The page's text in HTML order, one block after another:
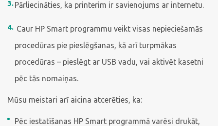
Pārliecināties, ka printerim ir savienojums ar internetu.
Caur HP Smart programmu veikt visas nepieciešamās
procedūras pie pieslēgšanas, kā arī turpmākas
procedūras – pieslēgt ar USB vadu, vai aktivēt kasetni
pēc tās nomaiņas.
Mūsu meistari arī aicina atcerēties, ka:
Pēc iestatīšanas HP Smart programmā varēsi drukāt,